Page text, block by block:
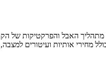
מתהליך האבל והפרקטיקות של
מחירי אותיות ועיטורים